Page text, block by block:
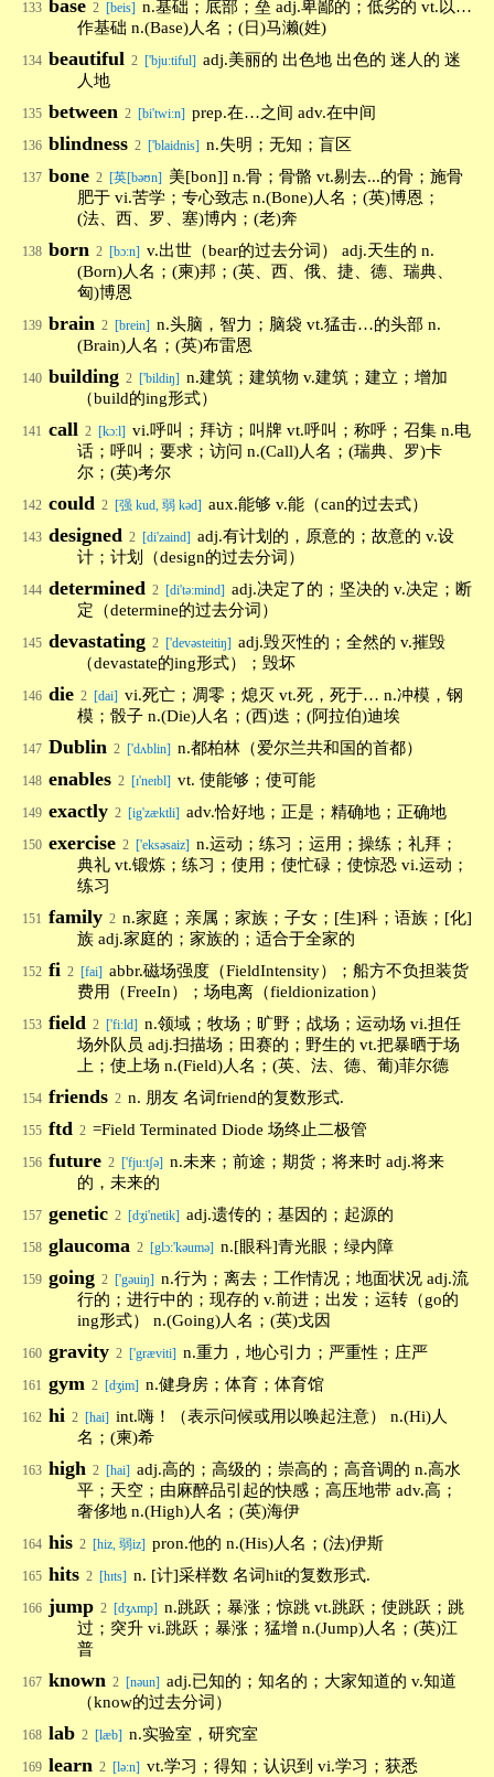
133 base 2 [beis] n.基础；底部；垒 adj.卑鄙的；低劣的 vt.以…
作基础 n.(Base)人名；(日)马濑(姓)
134 beautiful 2 ['bju:tiful] adj.美丽的 出色地 出色的 迷人的 迷
人地
135 between 2 [bi'twi:n] prep.在…之间 adv.在中间
136 blindness 2 ['blaidnis] n.失明；无知；盲区
137 bone 2 [英[bəʊn] 美[bon]] n.骨；骨骼 vt.剔去...的骨；施骨
肥于 vi.苦学；专心致志 n.(Bone)人名；(英)博恩；
(法、西、罗、塞)博内；(老)奔
138 born 2 [bɔ:n] v.出世（bear的过去分词） adj.天生的 n.
(Born)人名；(柬)邦；(英、西、俄、捷、德、瑞典、
匈)博恩
139 brain 2 [brein] n.头脑，智力；脑袋 vt.猛击…的头部 n.
(Brain)人名；(英)布雷恩
140 building 2 ['bildiŋ] n.建筑；建筑物 v.建筑；建立；增加
（build的ing形式）
141 call 2 [kɔ:l] vi.呼叫；拜访；叫牌 vt.呼叫；称呼；召集 n.电
话；呼叫；要求；访问 n.(Call)人名；(瑞典、罗)卡
尔；(英)考尔
142 could 2 [强 kud, 弱 kəd] aux.能够 v.能（can的过去式）
143 designed 2 [di'zaind] adj.有计划的，原意的；故意的 v.设
计；计划（design的过去分词）
144 determined 2 [di'tə:mind] adj.决定了的；坚决的 v.决定；断
定（determine的过去分词）
145 devastating 2 ['devəsteitiŋ] adj.毁灭性的；全然的 v.摧毁
（devastate的ing形式）；毁坏
146 die 2 [dai] vi.死亡；凋零；熄灭 vt.死，死于… n.冲模，钢
模；骰子 n.(Die)人名；(西)迭；(阿拉伯)迪埃
147 Dublin 2 ['dʌblin] n.都柏林（爱尔兰共和国的首都）
148 enables 2 [ɪ'neɪbl] vt. 使能够；使可能
149 exactly 2 [ig'zæktli] adv.恰好地；正是；精确地；正确地
150 exercise 2 ['eksəsaiz] n.运动；练习；运用；操练；礼拜；
典礼 vt.锻炼；练习；使用；使忙碌；使惊恐 vi.运动；
练习
151 family 2 n.家庭；亲属；家族；子女；[生]科；语族；[化]
族 adj.家庭的；家族的；适合于全家的
152 fi 2 [fai] abbr.磁场强度（FieldIntensity）；船方不负担装货
费用（FreeIn）；场电离（fieldionization）
153 field 2 ['fi:ld] n.领域；牧场；旷野；战场；运动场 vi.担任
场外队员 adj.扫描场；田赛的；野生的 vt.把暴晒于场
上；使上场 n.(Field)人名；(英、法、德、葡)菲尔德
154 friends 2 n. 朋友 名词friend的复数形式.
155 ftd 2 =Field Terminated Diode 场终止二极管
156 future 2 ['fju:tʃə] n.未来；前途；期货；将来时 adj.将来
的，未来的
157 genetic 2 [dʒi'netik] adj.遗传的；基因的；起源的
158 glaucoma 2 [glɔ:'kəumə] n.[眼科]青光眼；绿内障
159 going 2 ['gəuiŋ] n.行为；离去；工作情况；地面状况 adj.流
行的；进行中的；现存的 v.前进；出发；运转（go的
ing形式） n.(Going)人名；(英)戈因
160 gravity 2 ['græviti] n.重力，地心引力；严重性；庄严
161 gym 2 [dʒim] n.健身房；体育；体育馆
162 hi 2 [hai] int.嗨！（表示问候或用以唤起注意） n.(Hi)人
名；(柬)希
163 high 2 [hai] adj.高的；高级的；崇高的；高音调的 n.高水
平；天空；由麻醉品引起的快感；高压地带 adv.高；
奢侈地 n.(High)人名；(英)海伊
164 his 2 [hiz, 弱iz] pron.他的 n.(His)人名；(法)伊斯
165 hits 2 [hɪts] n. [计]采样数 名词hit的复数形式.
166 jump 2 [dʒʌmp] n.跳跃；暴涨；惊跳 vt.跳跃；使跳跃；跳
过；突升 vi.跳跃；暴涨；猛增 n.(Jump)人名；(英)江
普
167 known 2 [nəun] adj.已知的；知名的；大家知道的 v.知道
（know的过去分词）
168 lab 2 [læb] n.实验室，研究室
169 learn 2 [lə:n] vt.学习；得知；认识到 vi.学习；获悉